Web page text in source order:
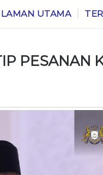
LAMAN UTAMA
PESANAN